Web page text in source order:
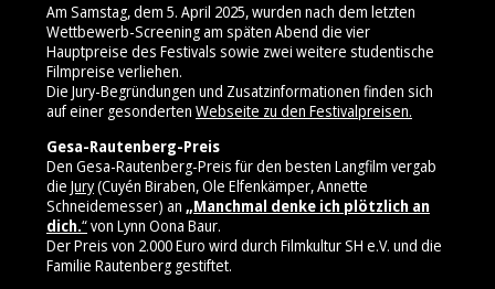
Am Samstag, dem 5. April 2025, wurden nach dem letzten
Wettbewerb-Screening am späten Abend die vier
Hauptpreise des Festivals sowie zwei weitere studentische
Filmpreise verliehen.
Die Jury-Begründungen und Zusatzinformationen finden sich
auf einer gesonderten Webseite zu den Festivalpreisen.
Gesa-Rautenberg-Preis
Den Gesa-Rautenberg-Preis für den besten Langfilm vergab
die Jury(Cuyén Biraben, Ole Elfenkämper, Annette
Schneidemesser) an „Manchmal denke ich plötzlich an
dich.“von Lynn Oona Baur.
Der Preis von 2.000 Euro wird durch Filmkultur SH e.V. und die
Familie Rautenberg gestiftet.